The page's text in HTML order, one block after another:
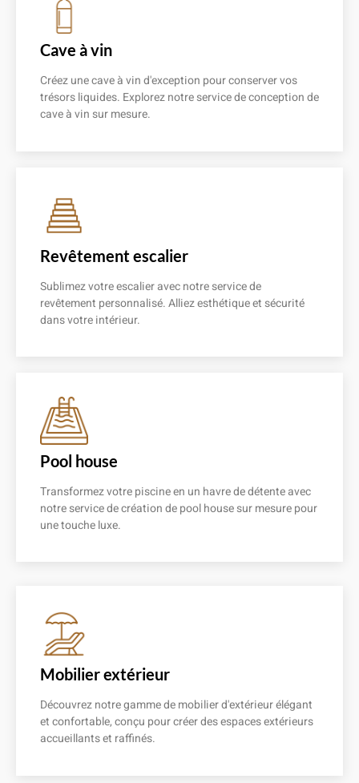
Cave à vin
Créez une cave à vin d'exception pour conserver vos
trésors liquides. Explorez notre service de conception de
cave à vin sur mesure.
Revêtement escalier
Sublimez votre escalier avec notre service de
revêtement personnalisé. Alliez esthétique et sécurité
dans votre intérieur.
Pool house
Transformez votre piscine en un havre de détente avec
notre service de création de pool house sur mesure pour
une touche luxe.
Mobilier extérieur
Découvrez notre gamme de mobilier d'extérieur élégant
et confortable, conçu pour créer des espaces extérieurs
accueillants et raffinés.